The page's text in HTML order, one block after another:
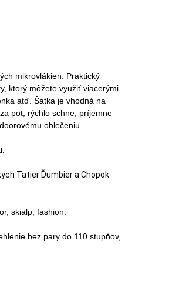
mikrovlákien. Praktický
ktorý môžete využiť viacerými
atď. Šatka je vhodná na
pot, rýchlo schne, príjemne
oblečeniu.
Tatier Ďumbier a Chopok
skialp, fashion.
bez pary do 110 stupňov,